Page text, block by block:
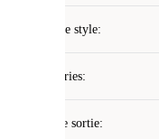
Code de style:
Catégories:
Date de sortie:
COOKIES
Laced
cookies.